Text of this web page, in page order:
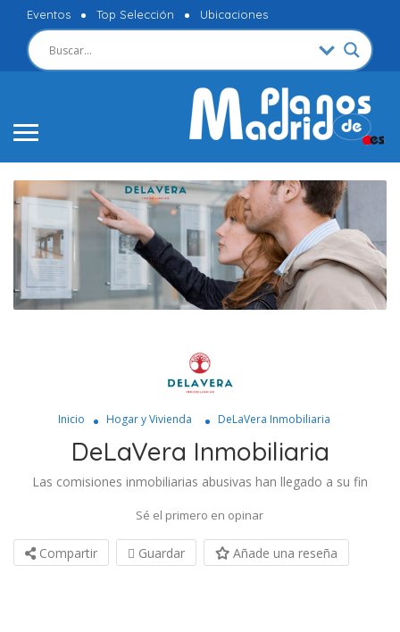
Eventos Top Selección Ubicaciones
Inicio Hogar y Vivienda DeLaVera Inmobiliaria
DeLaVera Inmobiliaria
Las comisiones inmobiliarias abusivas han llegado a su fin
Sé el primero en opinar
Compartir Guardar Añade una reseña